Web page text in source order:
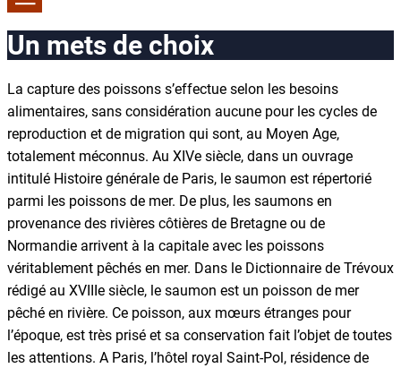
Un mets de choix
La capture des poissons s’effectue selon les besoins
alimentaires, sans considération aucune pour les cycles de
reproduction et de migration qui sont, au Moyen Age,
totalement méconnus. Au XIVe siècle, dans un ouvrage
intitulé Histoire générale de Paris, le saumon est répertorié
parmi les poissons de mer. De plus, les saumons en
provenance des rivières côtières de Bretagne ou de
Normandie arrivent à la capitale avec les poissons
véritablement pêchés en mer. Dans le Dictionnaire de Trévoux
rédigé au XVIIIe siècle, le saumon est un poisson de mer
pêché en rivière. Ce poisson, aux mœurs étranges pour
l’époque, est très prisé et sa conservation fait l’objet de toutes
les attentions. A Paris, l’hôtel royal Saint-Pol, résidence de